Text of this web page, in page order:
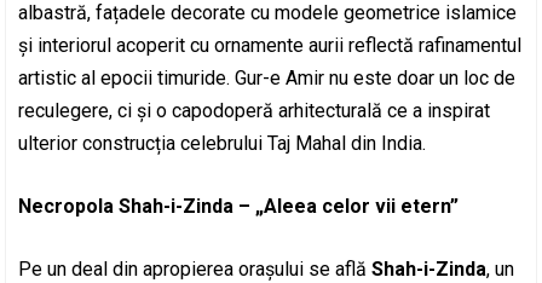
albastră, fațadele decorate cu modele geometrice islamice
și interiorul acoperit cu ornamente aurii reflectă rafinamentul
artistic al epocii timuride. Gur-e Amir nu este doar un loc de
reculegere, ci și o capodoperă arhitecturală ce a inspirat
ulterior construcția celebrului Taj Mahal din India.
Necropola Shah-i-Zinda – „Aleea celor vii etern”
Pe un deal din apropierea orașului se aflăShah-i-Zinda, un